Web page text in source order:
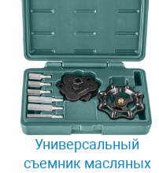
Универсальный
съемник масляных